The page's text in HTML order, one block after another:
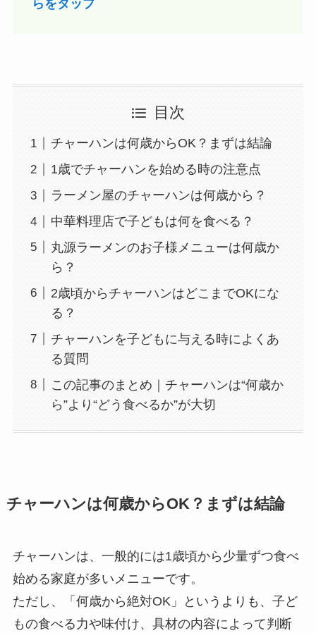
らをタップ
目次
チャーハンは何歳からOK？まずは結論
1歳でチャーハンを始める時の注意点
ラーメン屋のチャーハンは何歳から？
中華料理店で子どもは何を食べる？
丸源ラーメンのお子様メニューは何歳か
ら？
2歳頃からチャーハンはどこまでOKにな
る？
チャーハンを子どもに与える時によくあ
る質問
この記事のまとめ｜チャーハンは“何歳か
ら”より“どう食べるか”が大切
チャーハンは何歳からOK？まずは結論
チャーハンは、一般的には1歳頃から少量ずつ食べ
始める家庭が多いメニューです。
ただし、「何歳から絶対OK」というよりも、子ど
もの食べる力や味付け、具材の内容によって判断